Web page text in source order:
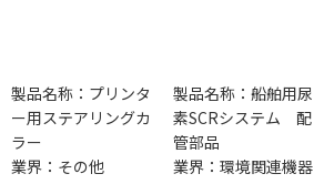
製品名称：プリンタ
ー用ステアリングカ
ラー
業界：その他
製品名称：船舶用尿
素SCRシステム 配
管部品
業界：環境関連機器